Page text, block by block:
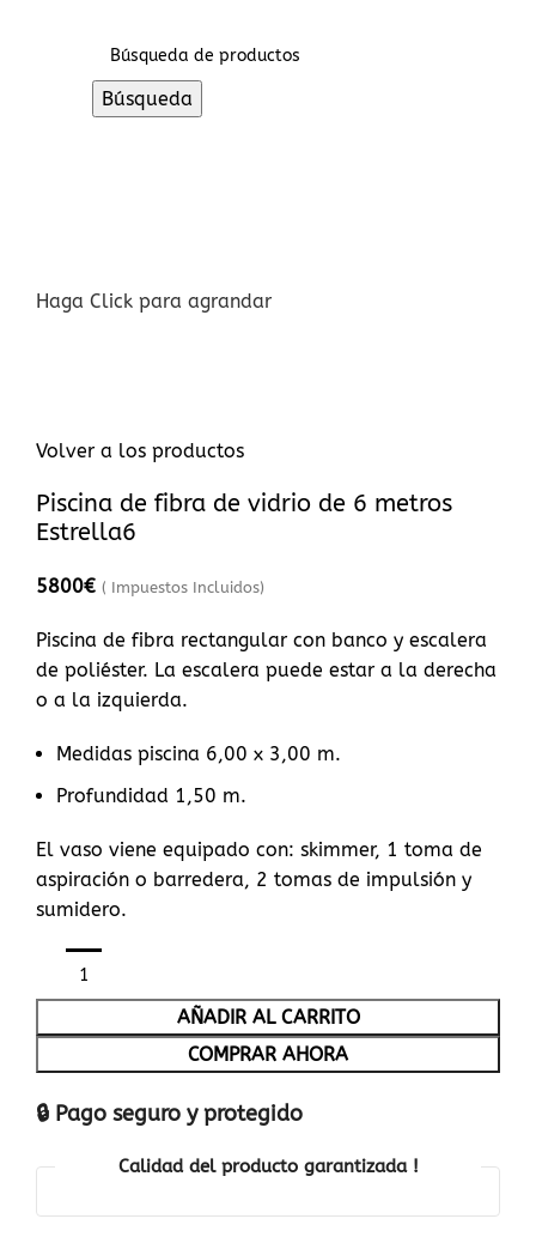
Búsqueda
Haga Click para agrandar
Volver a los productos
Piscina de fibra de vidrio de 6 metros
Estrella6
5800€ ( Impuestos Incluidos)
Piscina de fibra rectangular con banco y escalera
de poliéster. La escalera puede estar a la derecha
o a la izquierda.
Medidas piscina 6,00 x 3,00 m.
Profundidad 1,50 m.
El vaso viene equipado con: skimmer, 1 toma de
aspiración o barredera, 2 tomas de impulsión y
sumidero.
AÑADIR AL CARRITO
COMPRAR AHORA
🔒 Pago seguro y protegido
Calidad del producto garantizada !